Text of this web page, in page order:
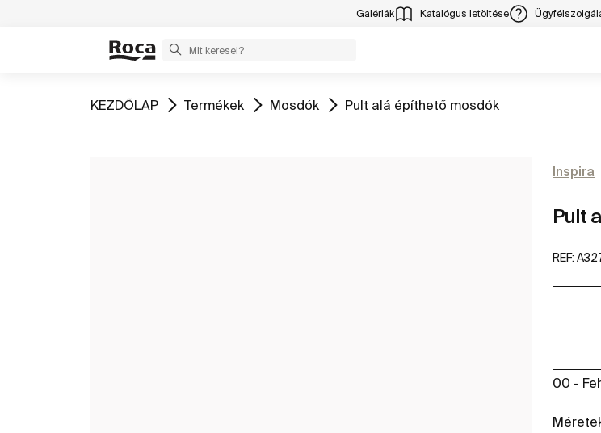
Galériák Katalógus letöltése
Ugrás
KEZDŐLAP Ugrás
Termékek Ugrás
Mosdók Ugrás
Pult alá építhető mosdók
Inspira
Pult
REF:
00 -